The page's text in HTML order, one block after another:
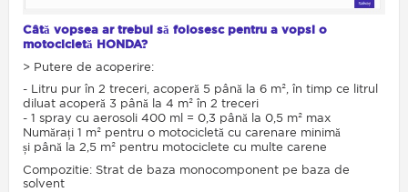
Câtă vopsea ar trebui să folosesc pentru a vopsi o
motocicletă HONDA?
> Putere de acoperire:
- Litru pur în 2 treceri, acoperă 5 până la 6 m², în timp ce litrul
diluat acoperă 3 până la 4 m² în 2 treceri
- 1 spray cu aerosoli 400 ml = 0,3 până la 0,5 m² max
Numărați 1 m² pentru o motocicletă cu carenare minimă
și până la 2,5 m² pentru motociclete cu multe carene
Compozitie: Strat de baza monocomponent pe baza de
solvent